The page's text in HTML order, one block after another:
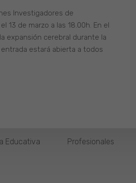
Investigadores de
13 de marzo a las 18.00h. En el
expansión cerebral durante la
estará abierta a todos
Educativa Profesionales